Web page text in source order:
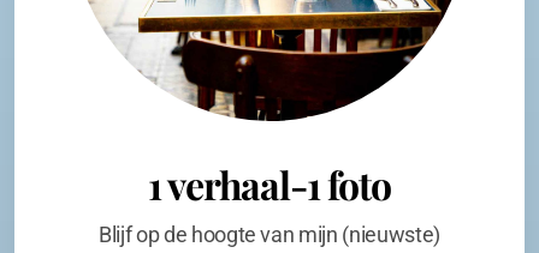
1 verhaal-1 foto
Blijf op de hoogte van mijn (nieuwste)